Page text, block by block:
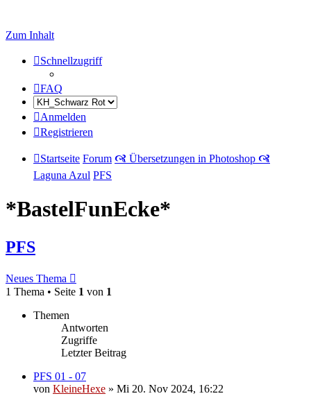
Zum Inhalt
Schnellzugriff
FAQ
Anmelden
Registrieren
Startseite Forum 🙧 Übersetzungen in Photoshop 🙧
Laguna Azul PFS
*BastelFunEcke*
PFS
Neues Thema
1 Thema • Seite 1 von 1
Themen
Antworten
Zugriffe
Letzter Beitrag
PFS 01 - 07
von KleineHexe » Mi 20. Nov 2024, 16:22